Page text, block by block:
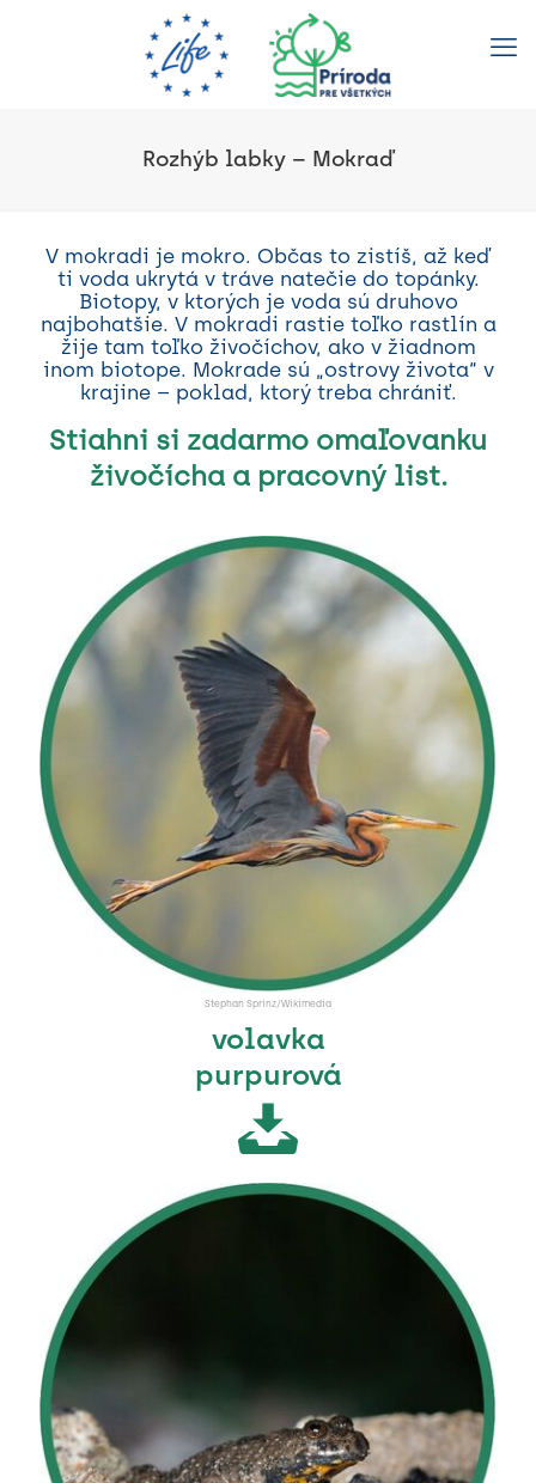
Rozhýb labky – Mokraď
V mokradi je mokro. Občas to zistíš, až keď
ti voda ukrytá v tráve natečie do topánky.
Biotopy, v ktorých je voda sú druhovo
najbohatšie. V mokradi rastie toľko rastlín a
žije tam toľko živočíchov, ako v žiadnom
inom biotope. Mokrade sú „ostrovy života“ v
krajine – poklad, ktorý treba chrániť.
Stiahni si zadarmo omaľovanku
živočícha a pracovný list.
Stephan Sprinz/Wikimedia
volavka
purpurová